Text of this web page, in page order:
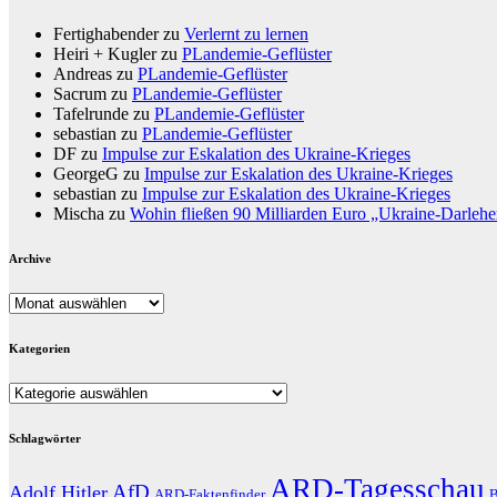
Fertighabenderzu Verlernt zu lernen
Heiri + Kuglerzu PLandemie-Geflüster
Andreas zu PLandemie-Geflüster
Sacrum zu PLandemie-Geflüster
Tafelrunde zu PLandemie-Geflüster
sebastian zu PLandemie-Geflüster
DF zu Impulse zur Eskalation des Ukraine-Krieges
GeorgeG zu Impulse zur Eskalation des Ukraine-Krieges
sebastian zu Impulse zur Eskalation des Ukraine-Krieges
Mischa zu Wohin fließen 90 Milliarden Euro „Ukraine-
Archive
Archive
Kategorien
Kategorien
Schlagwörter
AfD ARD-Tagesschau